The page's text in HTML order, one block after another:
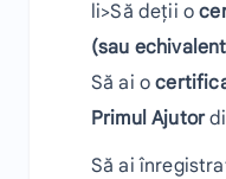
li>Să deții o
(sau
Să ai o
Primul Ajutor
Să ai